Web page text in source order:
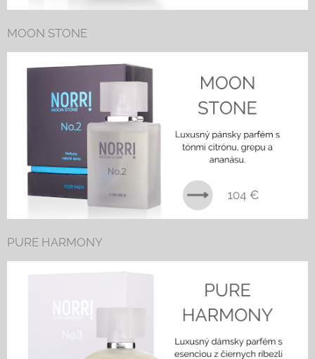
MOON STONE
PURE HARMONY